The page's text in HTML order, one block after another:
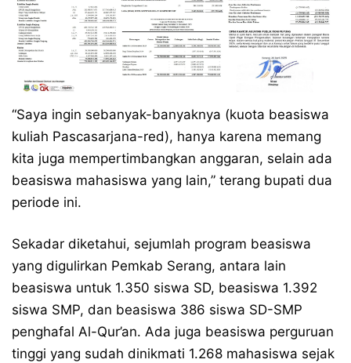
“Saya ingin sebanyak-banyaknya (kuota beasiswa
kuliah Pascasarjana-red), hanya karena memang
kita juga mempertimbangkan anggaran, selain ada
beasiswa mahasiswa yang lain,” terang bupati dua
periode ini.
Sekadar diketahui, sejumlah program beasiswa
yang digulirkan Pemkab Serang, antara lain
beasiswa untuk 1.350 siswa SD, beasiswa 1.392
siswa SMP, dan beasiswa 386 siswa SD-SMP
penghafal Al-Qur’an. Ada juga beasiswa perguruan
tinggi yang sudah dinikmati 1.268 mahasiswa sejak